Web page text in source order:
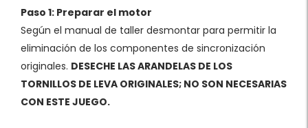
Paso 1: Preparar el motor
Según el manual de taller desmontar para permitir la
eliminación de los componentes de sincronización
originales. DESECHE LAS ARANDELAS DE LOS
TORNILLOS DE LEVA ORIGINALES; NO SON NECESARIAS
CON ESTE JUEGO.